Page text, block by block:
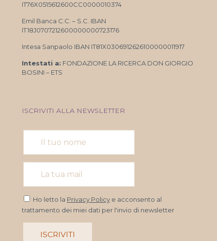
IT76X0515612600CC0000010374
Emil Banca C.C. – S.C. IBAN
IT18J0707212600000000723176
Intesa Sanpaolo IBAN IT81X0306912626100000011917
Intestati a: FONDAZIONE LA RICERCA DON GIORGIO
BOSINI – ETS
ISCRIVITI ALLA NEWSLETTER
Ho letto la Privacy Policy e acconsento al
trattamento dei miei dati per l'invio di newsletter